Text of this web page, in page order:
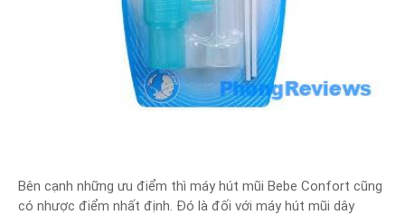
Bên cạnh những ưu điểm thì máy hút mũi Bebe Confort cũng
có nhược điểm nhất định. Đó là đối với máy hút mũi dây